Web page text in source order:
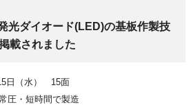
光ダイオード(LED)の基板作製技
載されました
日（水） 15面
圧・短時間で製造